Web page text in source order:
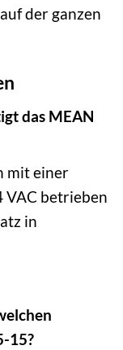
der ganzen
das MEAN
mit einer
VAC betrieben
in
15?